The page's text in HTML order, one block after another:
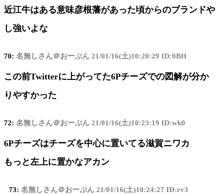
近江牛はある意味彦根藩があった頃からのブランドや
し強いよな
70: 名無しさん＠おーぷん 21/01/16(土)10:20:29 ID:0BH
この前Twitterに上がってた6Pチーズでの図解が分か
りやすかった
72: 名無しさん＠おーぷん 21/01/16(土)10:23:19 ID:wk0
6Pチーズはチーズを中心に置いてる滋賀ニワカ
もっと左上に置かなアカン
73: 名無しさん＠おーぷん 21/01/16(土)10:24:27 ID:rv3